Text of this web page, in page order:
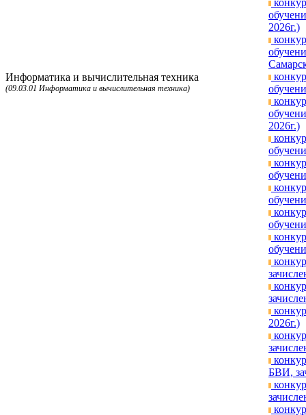
Информатика и вычислительная техника
(09.03.01 Информатика и вычислительная техника)
2026г.)
2026г.)
2026г.)
БВИ,